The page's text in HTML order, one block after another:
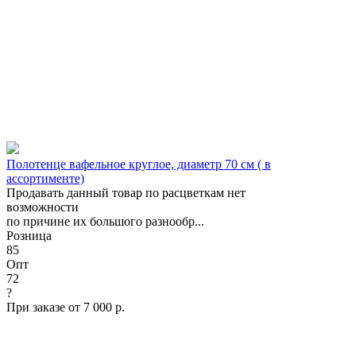
Полотенце вафельное круглое, диаметр 70 см ( в
ассортименте)
Продавать данный товар по расцветкам нет
возможности
по причине их большого разнообр...
Розница
85
Опт
72
?
При заказе от 7 000 р.